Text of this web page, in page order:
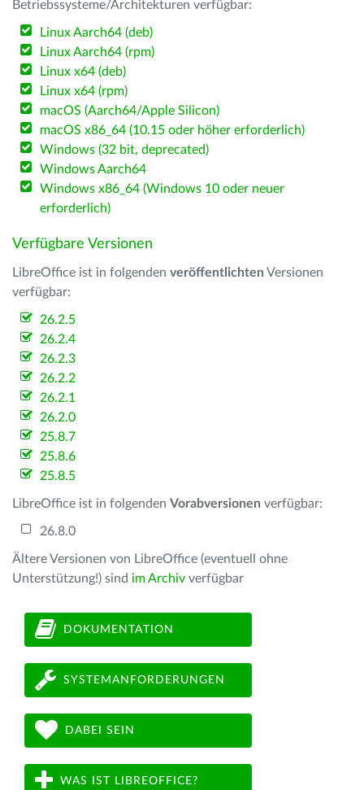
Betriebssysteme/Architekturen verfügbar:
Linux Aarch64 (deb)
Linux Aarch64 (rpm)
Linux x64 (deb)
Linux x64 (rpm)
macOS (Aarch64/Apple Silicon)
macOS x86_64 (10.15 oder höher erforderlich)
Windows (32 bit, deprecated)
Windows Aarch64
Windows x86_64 (Windows 10 oder neuer
erforderlich)
Verfügbare Versionen
LibreOffice ist in folgenden veröffentlichten Versionen
verfügbar:
26.2.5
26.2.4
26.2.3
26.2.2
26.2.1
26.2.0
25.8.7
25.8.6
25.8.5
LibreOffice ist in folgenden Vorabversionen verfügbar:
26.8.0
Ältere Versionen von LibreOffice (eventuell ohne
Unterstützung!) sind im Archiv verfügbar
DOKUMENTATION
SYSTEMANFORDERUNGEN
DABEI SEIN
WAS IST LIBREOFFICE?